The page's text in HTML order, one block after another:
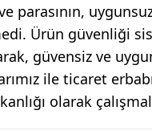
parasının,
Ürün güvenliği
güvensiz ve
ile ticaret
olarak